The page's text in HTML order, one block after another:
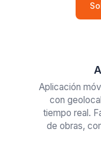
Aplicación
con
tiempo real.
de obras,